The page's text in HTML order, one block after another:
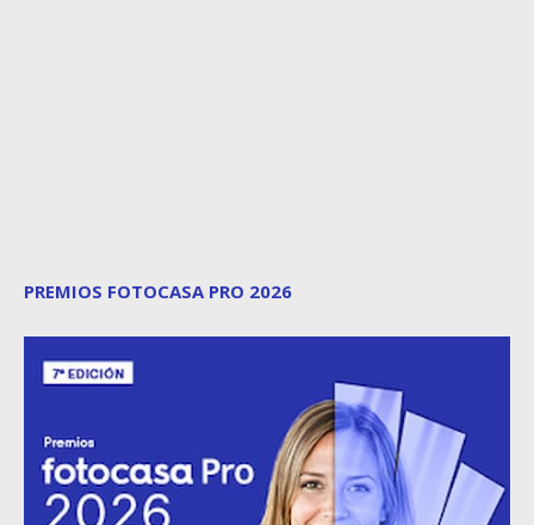
PREMIOS FOTOCASA PRO 2026